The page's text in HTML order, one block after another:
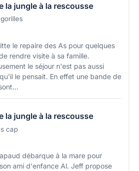
la jungle à la rescousse
le repaire des As pour quelques
rendre visite à sa famille.
le séjour n'est pas aussi
le pensait. En effet une bande de
la jungle à la rescousse
cap
débarque à la mare pour
ami d'enfance Al. Jeff propose